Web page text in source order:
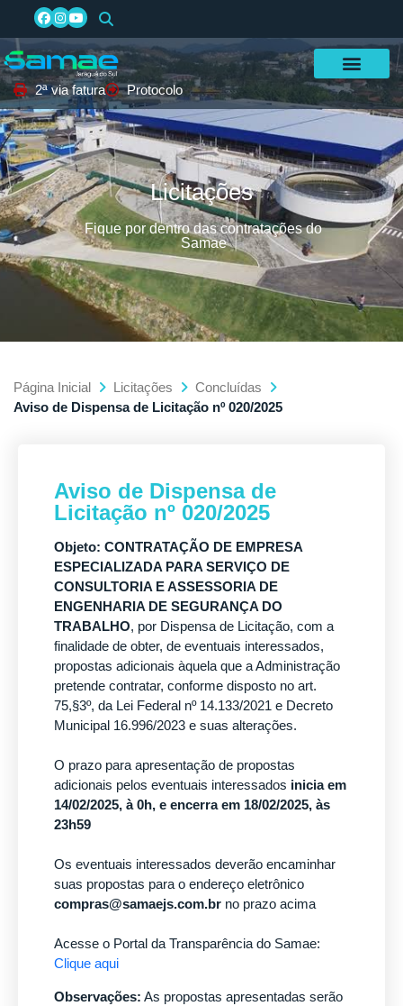
2ª via fatura Protocolo
Licitações
Fique por dentro das contratações do
Samae
Página Inicial Licitações
Concluídas
Aviso de Dispensa de Licitação nº 020/2025
Aviso de Dispensa de
Licitação nº 020/2025
Objeto: CONTRATAÇÃO DE EMPRESA
ESPECIALIZADA PARA SERVIÇO DE
CONSULTORIA E ASSESSORIA DE
ENGENHARIA DE SEGURANÇA DO
TRABALHO, por Dispensa de Licitação, com a
finalidade de obter, de eventuais interessados,
propostas adicionais àquela que a Administração
pretende contratar, conforme disposto no art.
75,§3º, da Lei Federal nº 14.133/2021 e Decreto
Municipal 16.996/2023 e suas alterações.
O prazo para apresentação de propostas
adicionais pelos eventuais interessados inicia em
14/02/2025, à 0h, e encerra em 18/02/2025, às
23h59
Os eventuais interessados deverão encaminhar
suas propostas para o endereço eletrônico
compras@samaejs.com.br no prazo acima
Acesse o Portal da Transparência do Samae:
Clique aqui
Observações: As propostas apresentadas serão